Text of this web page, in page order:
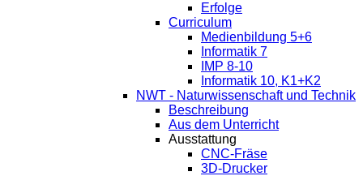
Erfolge
Curriculum
Medienbildung 5+6
Informatik 7
IMP 8-10
Informatik 10, K1+K2
NWT - Naturwissenschaft und Technik
Beschreibung
Aus dem Unterricht
Ausstattung
CNC-Fräse
3D-Drucker